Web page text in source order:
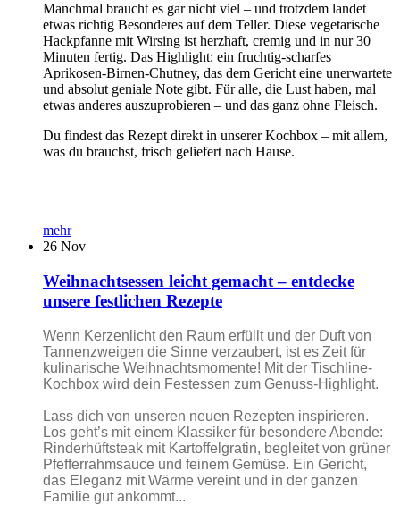
Manchmal braucht es gar nicht viel – und trotzdem landet
etwas richtig Besonderes auf dem Teller. Diese vegetarische
Hackpfanne mit Wirsing ist herzhaft, cremig und in nur 30
Minuten fertig. Das Highlight: ein fruchtig-scharfes
Aprikosen-Birnen-Chutney, das dem Gericht eine unerwartete
und absolut geniale Note gibt. Für alle, die Lust haben, mal
etwas anderes auszuprobieren – und das ganz ohne Fleisch.
Du findest das Rezept direkt in unserer Kochbox – mit allem,
was du brauchst, frisch geliefert nach Hause.
mehr
26 Nov
Weihnachtsessen leicht gemacht – entdecke
unsere festlichen Rezepte
Wenn Kerzenlicht den Raum erfüllt und der Duft von
Tannenzweigen die Sinne verzaubert, ist es Zeit für
kulinarische Weihnachtsmomente! Mit der Tischline-
Kochbox wird dein Festessen zum Genuss-Highlight.
Lass dich von unseren neuen Rezepten inspirieren.
Los geht’s mit einem Klassiker für besondere Abende:
Rinderhüftsteak mit Kartoffelgratin, begleitet von grüner
Pfefferrahmsauce und feinem Gemüse. Ein Gericht,
das Eleganz mit Wärme vereint und in der ganzen
Familie gut ankommt...